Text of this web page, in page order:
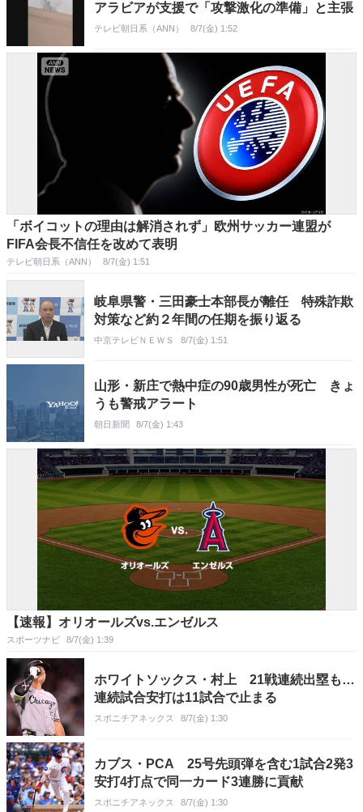
アラビアが支援で「攻撃激化の準備」と主張
テレビ朝日系（ANN） 8/7(金) 1:52
「ボイコットの理由は解消されず」欧州サッカー連盟が
FIFA会長不信任を改めて表明
テレビ朝日系（ANN） 8/7(金) 1:51
岐阜県警・三田豪士本部長が離任 特殊詐欺
対策など約２年間の任期を振り返る
中京テレビＮＥＷＳ 8/7(金) 1:51
山形・新庄で熱中症の90歳男性が死亡 きょ
うも警戒アラート
朝日新聞 8/7(金) 1:43
【速報】オリオールズvs.エンゼルス
スポーツナビ 8/7(金) 1:39
ホワイトソックス・村上 21戦連続出塁も…
連続試合安打は11試合で止まる
スポニチアネックス 8/7(金) 1:30
カブス・PCA 25号先頭弾を含む1試合2発3
安打4打点で同一カード3連勝に貢献
スポニチアネックス 8/7(金) 1:30